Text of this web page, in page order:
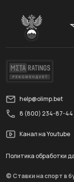
help@olimp.bet
8 (800) 234-87-44
Канал на Youtube
Политика обработки
© Ставки на спорт в